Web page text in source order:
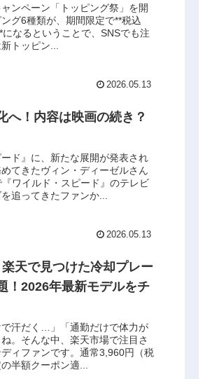
ンペーン「トッピング祭」を開
グ6種類が、期間限定で**税込
なるということで、SNSでも注
トッピン...
2026.05.13
へ！内容は映画の続き？
ド』に、新たな展開が発表され
てきたヴィン・ディーゼルさん
ワイルド・スピード』のテレビ
追ってきたファンか...
2026.05.13
天で見つけた冷却プレー
！2026年最新モデルをチ
汗だく…」「通勤だけで体力が
。そんな中、楽天市場で注目さ
ィファンです。通常3,960円（税
半額クーポン適...